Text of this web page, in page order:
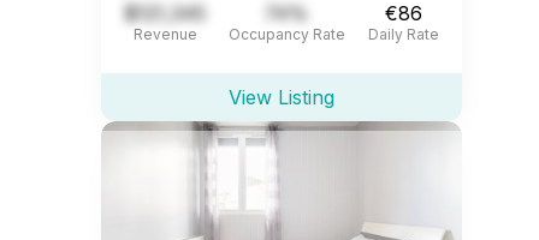
$121,345
Revenue
74%
Occupancy Rate
€86
Daily Rate
View Listing